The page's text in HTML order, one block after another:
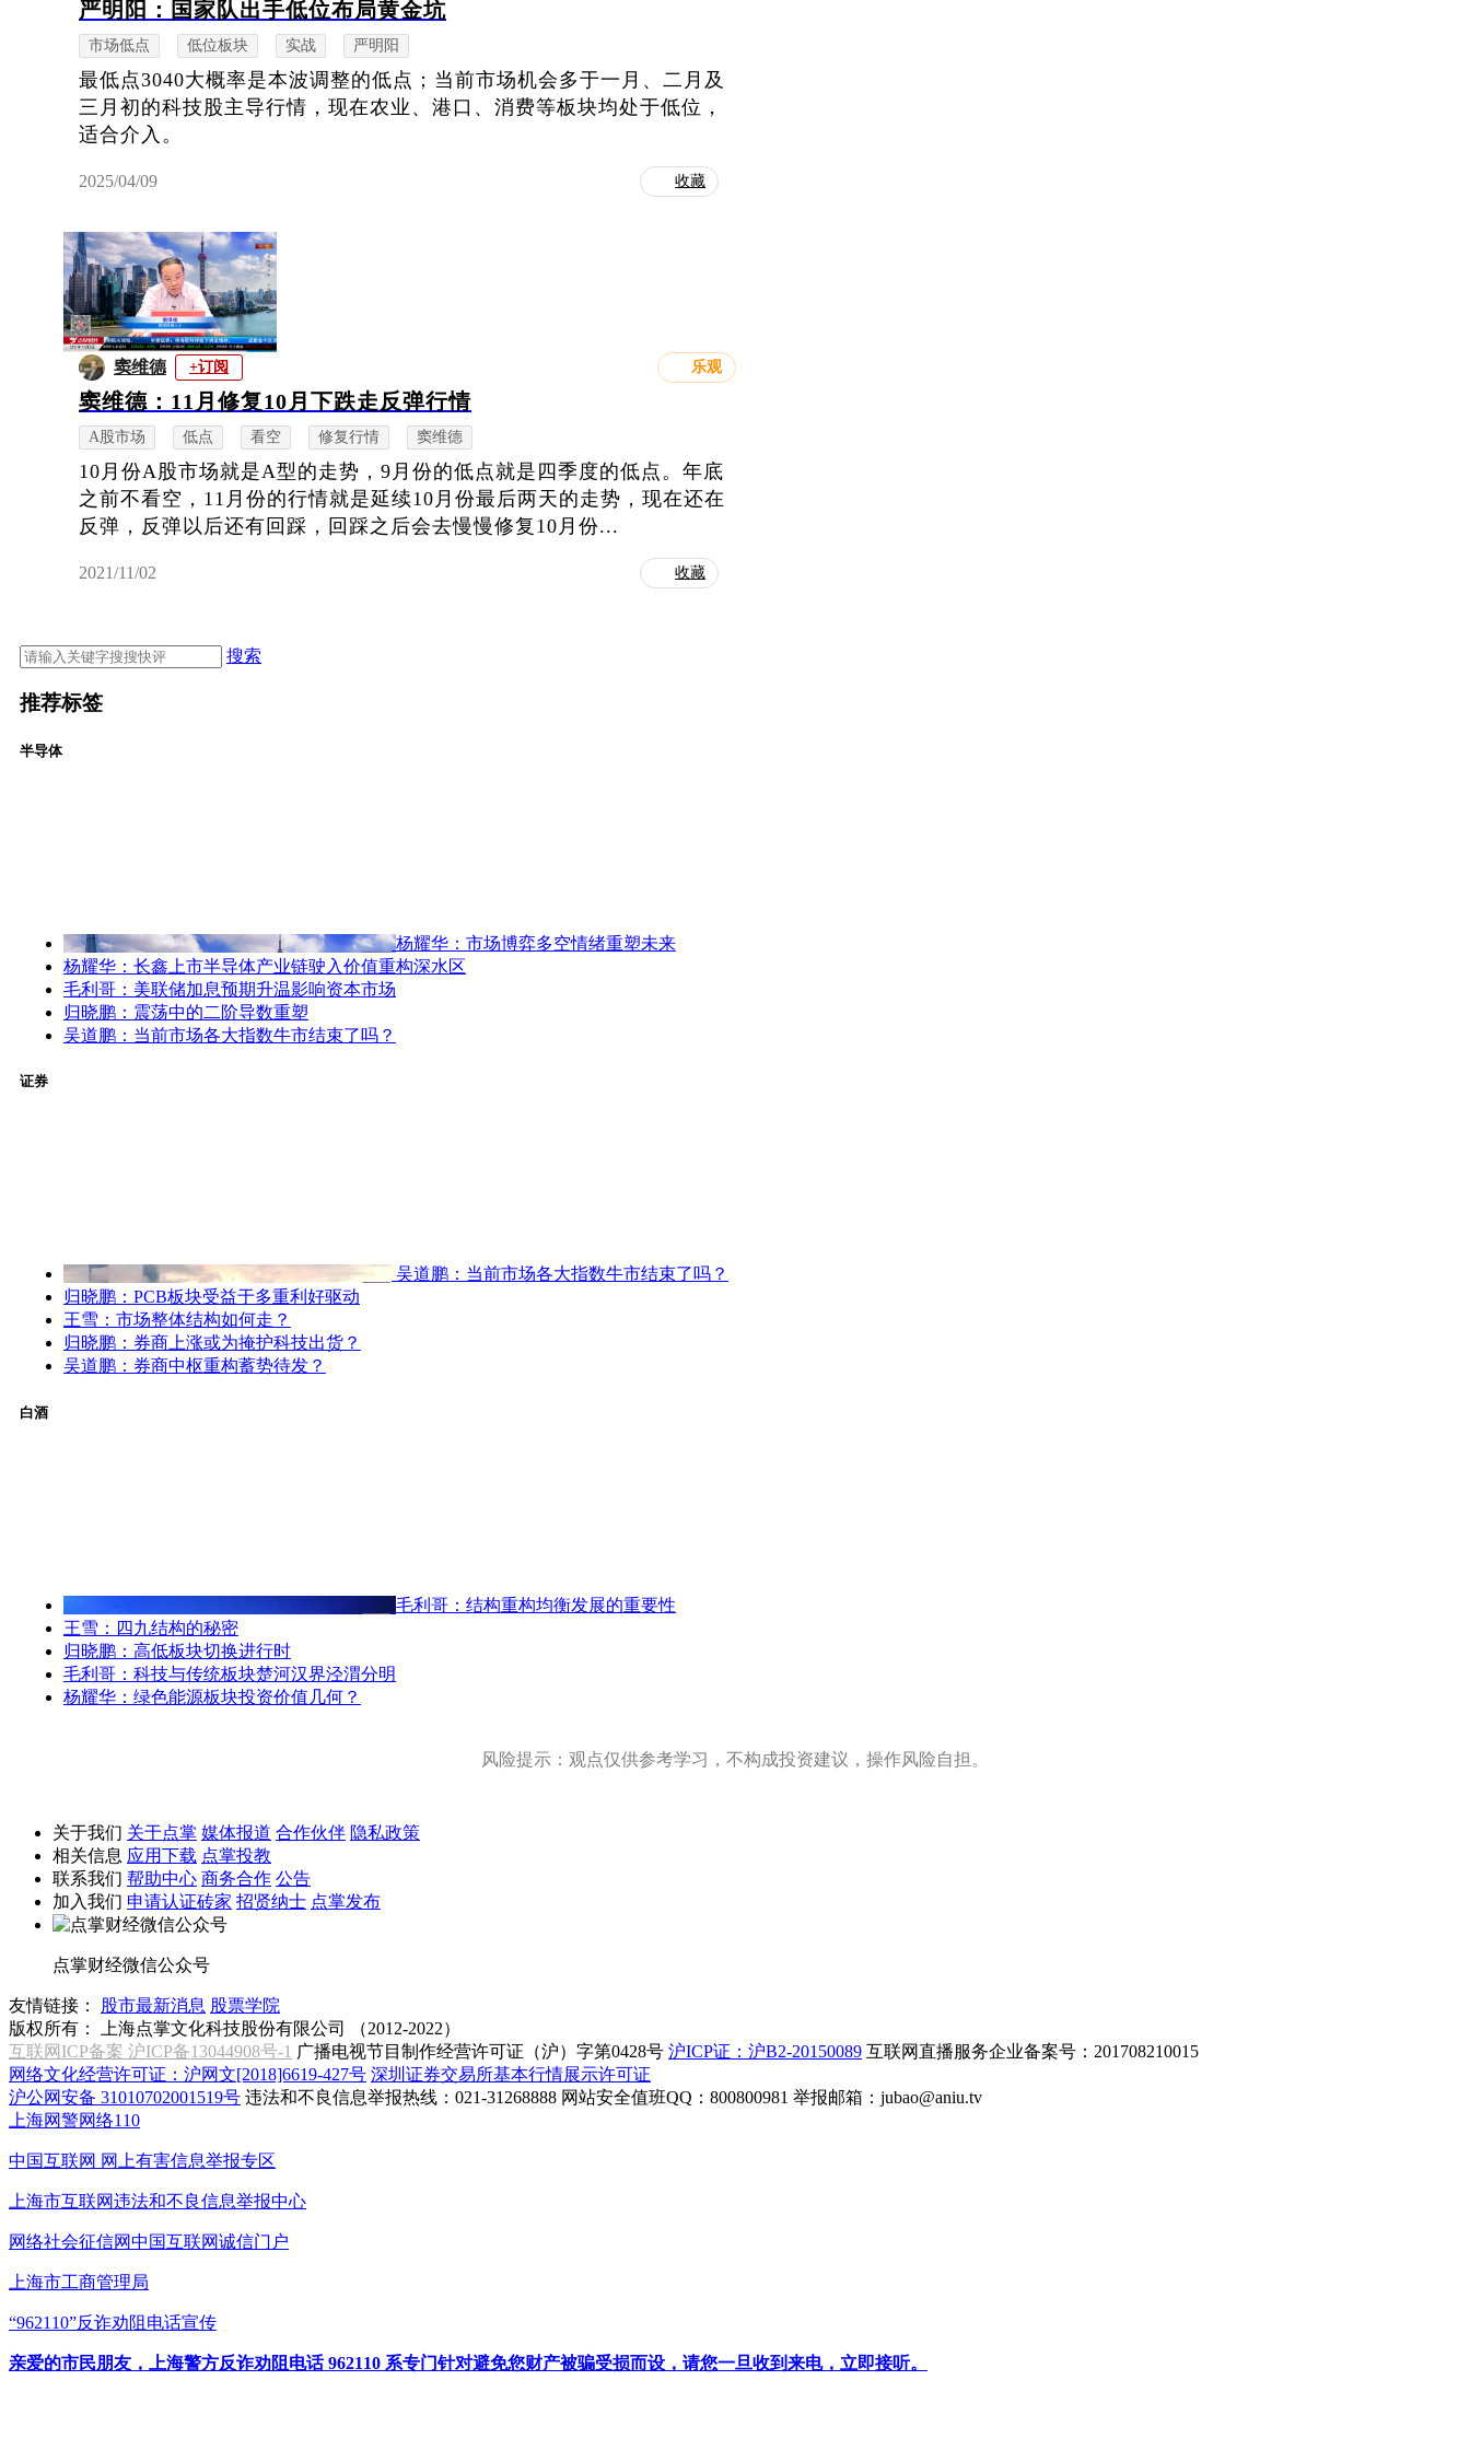
严明阳：国家队出手低位布局黄金坑
市场低点 低位板块 实战 严明阳
最低点3040大概率是本波调整的低点；当前市场机会多于一月、二月及
三月初的科技股主导行情，现在农业、港口、消费等板块均处于低位，
适合介入。
2025/04/09 收藏
窦维德 +订阅 乐观
窦维德：11月修复10月下跌走反弹行情
A股市场 低点 看空 修复行情 窦维德
10月份A股市场就是A型的走势，9月份的低点就是四季度的低点。年底
之前不看空，11月份的行情就是延续10月份最后两天的走势，现在还在
反弹，反弹以后还有回踩，回踩之后会去慢慢修复10月份...
2021/11/02 收藏
搜索
推荐标签
半导体
杨耀华：市场博弈多空情绪重塑未来
杨耀华：长鑫上市半导体产业链驶入价值重构深水区
毛利哥：美联储加息预期升温影响资本市场
归晓鹏：震荡中的二阶导数重塑
吴道鹏：当前市场各大指数牛市结束了吗？
证券
吴道鹏：当前市场各大指数牛市结束了吗？
归晓鹏：PCB板块受益于多重利好驱动
王雪：市场整体结构如何走？
归晓鹏：券商上涨或为掩护科技出货？
吴道鹏：券商中枢重构蓄势待发？
白酒
毛利哥：结构重构均衡发展的重要性
王雪：四九结构的秘密
归晓鹏：高低板块切换进行时
毛利哥：科技与传统板块楚河汉界泾渭分明
杨耀华：绿色能源板块投资价值几何？
风险提示：观点仅供参考学习，不构成投资建议，操作风险自担。
关于我们 关于点掌 媒体报道 合作伙伴 隐私政策
相关信息 应用下载 点掌投教
联系我们 帮助中心 商务合作 公告
加入我们 申请认证砖家 招贤纳士 点掌发布
点掌财经微信公众号
友情链接： 股市最新消息 股票学院
版权所有：
上海点掌文化科技股份有限公司 （2012-2022）
互联网ICP备案 沪ICP备13044908号-1 广播电视节目制作经营许可证（沪）字第0428号 沪ICP证：沪B2-20150089 互联网直播服务企业备案号：201708210015
网络文化经营许可证：沪网文[2018]6619-427号 深圳证券交易所基本行情展示许可证
沪公网安备 31010702001519号 违法和不良信息举报热线：021-31268888 网站安全值班QQ：800800981 举报邮箱： jubao@aniu.tv
上海网警网络110
中国互联网 网上有害信息举报专区
上海市互联网违法和不良信息举报中心
网络社会征信网中国互联网诚信门户
上海市工商管理局
“962110”反诈劝阻电话宣传
亲爱的市民朋友，上海警方反诈劝阻电话 962110 系专门针对避免您财产被骗受损而设，请您一旦收到来电，立即接听。